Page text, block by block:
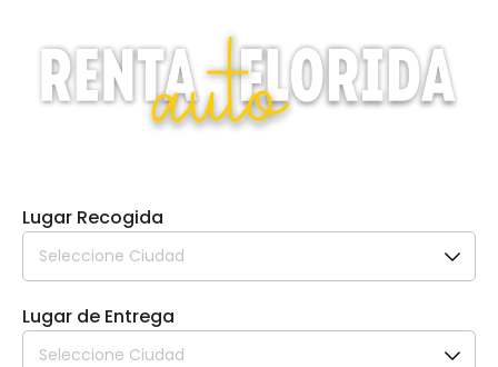
Lugar Recogida
Lugar de Entrega